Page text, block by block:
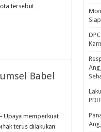
tersebut …
Babel
Upaya memperkuat
terus dilakukan